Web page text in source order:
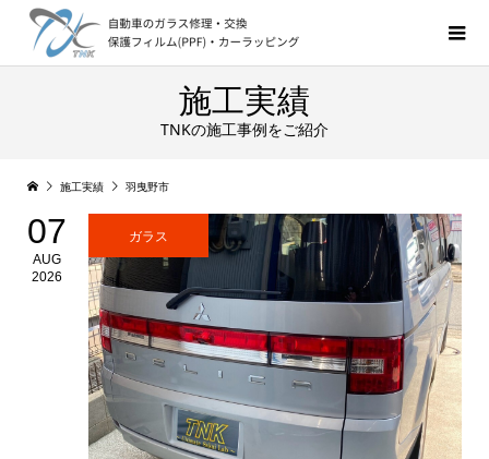
施工実績
TNKの施工事例をご紹介
施工実績 羽曳野市
07
AUG
2026
ガラス